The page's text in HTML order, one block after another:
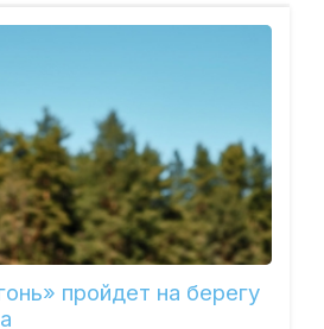
пройдет на берегу